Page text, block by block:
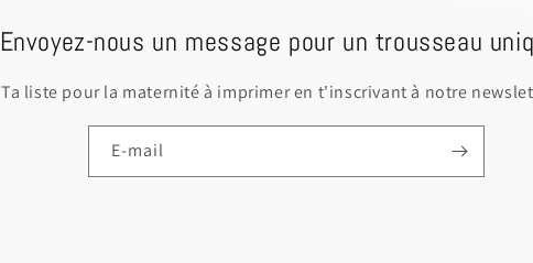
Envoyez-nous un message pour un trousseau
Ta liste pour la maternité à imprimer en t'inscrivant à notre
E-mail